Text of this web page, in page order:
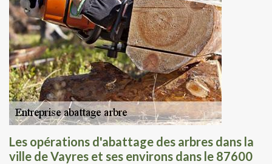
Les opérations d'abattage des arbres dans la
ville de Vayres et ses environs dans le 87600